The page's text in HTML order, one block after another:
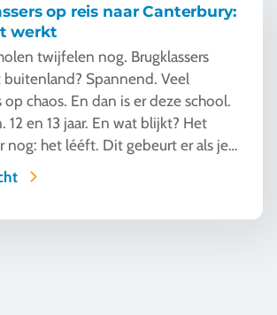
op reis naar Canterbury:
werkt
nog. Brugklassers
Spannend. Veel
jaar. En wat blijkt? Het
Dit gebeurt er als je